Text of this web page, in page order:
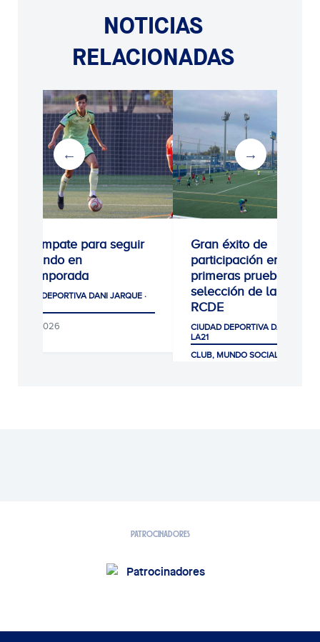
NOTICIAS
RELACIONADAS
0-0: Empate para seguir
creciendo en
pretemporada
CIUDAD DEPORTIVA DANI JARQUE ·
08/08/2026
Gran éxito de
participación en las
primeras pruebas de
selección de la Escola
RCDE
CIUDAD DEPORTIVA DANI
LA21
CLUB, MUNDO SOCIAL Y
PATROCINADORES